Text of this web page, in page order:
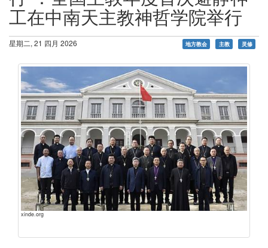
工在中南天主教神哲学院举行
星期二, 21 四月 2026 地方教会 主教 灵修
xinde.org